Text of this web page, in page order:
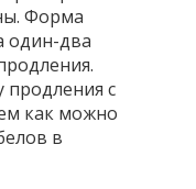
Форма
один-два
с
как можно
в